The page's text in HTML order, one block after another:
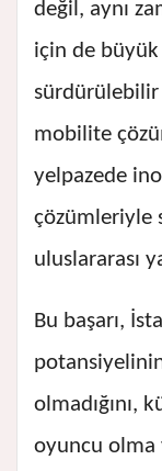
değil, aynı
için de büyük
mobilite
yelpazede
çözümleriyle
uluslararası
Bu başarı,
olmadığını,
oyuncu olma